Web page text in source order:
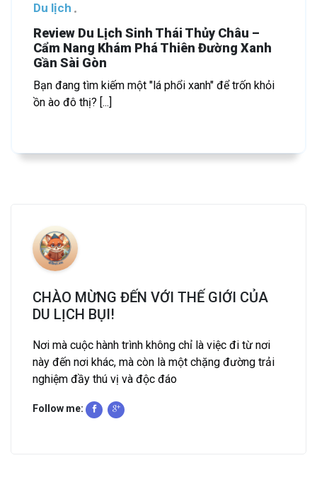
Du lịch
Review Du Lịch Sinh Thái Thủy Châu –
Cẩm Nang Khám Phá Thiên Đường Xanh
Gần Sài Gòn
Bạn đang tìm kiếm một "lá phổi xanh" để trốn khỏi
ồn ào đô thị? [...]
CHÀO MỪNG ĐẾN VỚI THẾ GIỚI CỦA
DU LỊCH BỤI!
Nơi mà cuộc hành trình không chỉ là việc đi từ nơi
này đến nơi khác, mà còn là một chặng đường trải
nghiệm đầy thú vị và độc đáo
Follow me: